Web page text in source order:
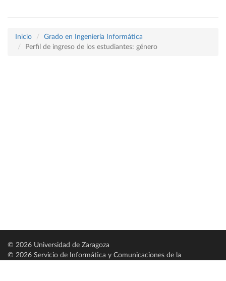
Inicio
Grado en Ingeniería Informática
Perfil de ingreso de los estudiantes: género
© 2026 Universidad de Zaragoza
© 2026 Servicio de Informática y Comunicaciones de la